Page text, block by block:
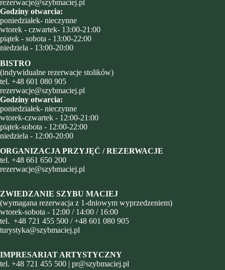
rezerwacje@szybmaciej.pl
Godziny otwarcia:
poniedziałek- nieczynne
wtorek - czwartek- 13:00-21:00
piątek - sobota - 13:00-22:00
niedziela - 13:00-20:00
BISTRO
(indywidualne rezerwacje stolików)
tel. +48 601 080 905
rezerwacje@szybmaciej.pl
Godziny otwarcia:
poniedziałek- nieczynne
wtorek-czwartek - 12:00-21:00
piątek-sobota - 12:00-22:00
niedziela - 12:00-20:00
ORGANIZACJA PRZYJĘĆ / REZERWACJE
tel. +48 661 650 200
rezerwacje@szybmaciej.pl
ZWIEDZANIE SZYBU MACIEJ
(wymagana rezerwacja z 1-dniowym wyprzedzeniem)
wtorek-sobota - 12:00 / 14:00 / 16:00
tel. +48 721 455 500 /+48 601 080 905
turystyka@szybmaciej.pl
IMPRESARIAT ARTYSTYCZNY
tel. +48 721 455 500 | pr@szybmaciej.pl